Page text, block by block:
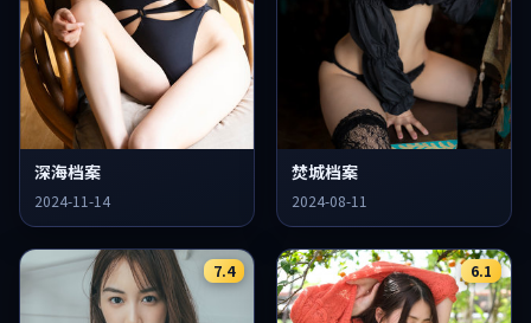
深海档案
2024-11-14
焚城档案
2024-08-11
7.4 6.1